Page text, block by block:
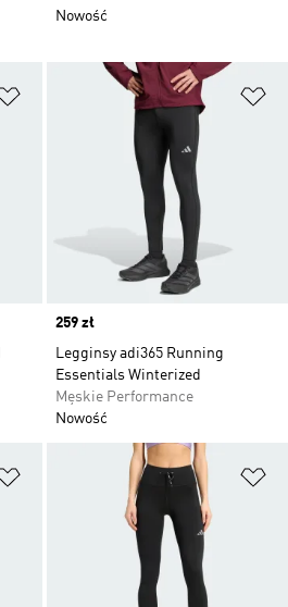
Nowość
Dodaj do listy życzeń
Price
259 zł
Legginsy adi365 Running
Essentials Winterized
Męskie Performance
Nowość
Dodaj do listy życzeń